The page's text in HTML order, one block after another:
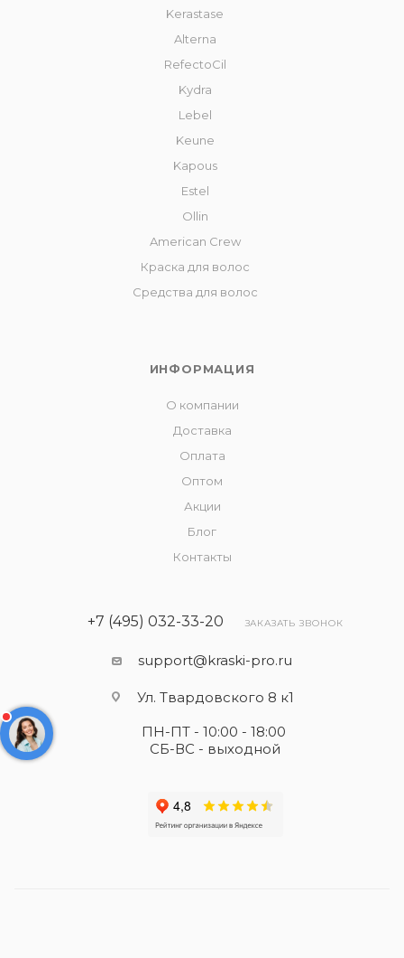
Kerastase
Alterna
RefectoCil
Kydra
Lebel
Keune
Kapous
Estel
Ollin
American Crew
Краска для волос
Средства для волос
ИНФОРМАЦИЯ
О компании
Доставка
Оплата
Оптом
Акции
Блог
Контакты
+7 (495) 032-33-20 ЗАКАЗАТЬ ЗВОНОК
support@kraski-pro.ru
Ул. Твардовского 8 к1
ПН-ПТ - 10:00 - 18:00
СБ-ВС - выходной